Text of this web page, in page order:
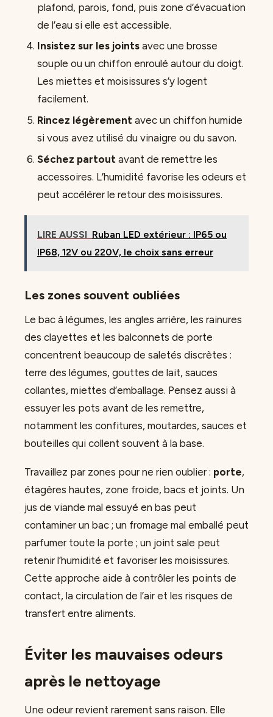
plafond, parois, fond, puis zone d’évacuation
de l’eau si elle est accessible.
Insistez sur les jointsavec une brosse
souple ou un chiffon enroulé autour du doigt.
Les miettes et moisissures s’y logent
facilement.
Rincez légèrementavec un chiffon humide
si vous avez utilisé du vinaigre ou du savon.
Séchez partout avant de remettre les
accessoires. L’humidité favorise les odeurs et
peut accélérer le retour des moisissures.
LIRE AUSSI Ruban LED extérieur : IP65 ou
IP68, 12V ou 220V, le choix sans erreur
Les zones souvent oubliées
Le bac à légumes, les angles arrière, les rainures
des clayettes et les balconnets de porte
concentrent beaucoup de saletés discrètes :
terre des légumes, gouttes de lait, sauces
collantes, miettes d’emballage. Pensez aussi à
essuyer les pots avant de les remettre,
notamment les confitures, moutardes, sauces et
bouteilles qui collent souvent à la base.
Travaillez par zones pour ne rien oublier : porte,
étagères hautes, zone froide, bacs et joints. Un
jus de viande mal essuyé en bas peut
contaminer un bac ; un fromage mal emballé peut
parfumer toute la porte ; un joint sale peut
retenir l’humidité et favoriser les moisissures.
Cette approche aide à contrôler les points de
contact, la circulation de l’air et les risques de
transfert entre aliments.
Éviter les mauvaises odeurs
après le nettoyage
Une odeur revient rarement sans raison. Elle